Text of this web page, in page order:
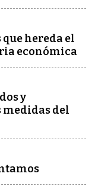
hereda el
económica
y
medidas del